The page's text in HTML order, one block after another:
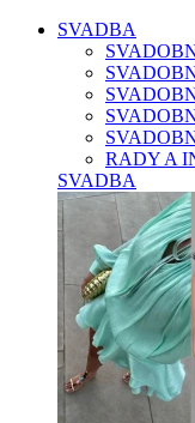
SVADBA
RADY A
SVADBA